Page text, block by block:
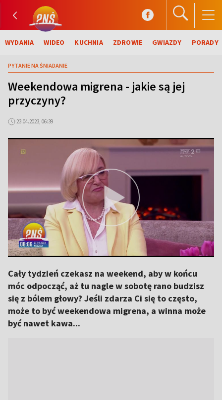
WYDANIA WIDEO KUCHNIA ZDROWIE GWIAZDY PORADY
PYTANIE NA ŚNIADANIE
Weekendowa migrena - jakie są jej
przyczyny?
23.04.2023, 06:39
Cały tydzień czekasz na weekend, aby w końcu
móc odpocząć, aż tu nagle w sobotę rano budzisz
się z bólem głowy? Jeśli zdarza Ci się to często,
może to być weekendowa migrena, a winna może
być nawet kawa...